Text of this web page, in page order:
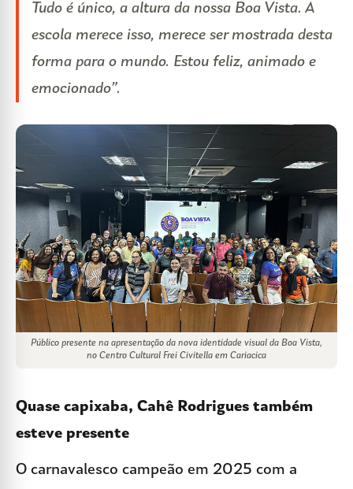
Tudo é único, a altura da nossa Boa Vista. A
escola merece isso, merece ser mostrada desta
forma para o mundo. Estou feliz, animado e
emocionado”.
Público presente na apresentação da nova identidade visual da Boa Vista,
no Centro Cultural Frei Civitella em Cariacica
Quase capixaba, Cahê Rodrigues também
esteve presente
O carnavalesco campeão em 2025 com a